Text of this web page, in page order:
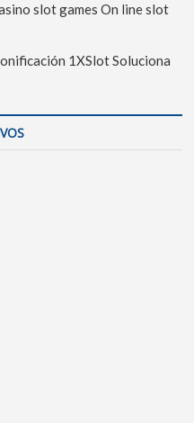
slot games On line slot
1XSlot Soluciona